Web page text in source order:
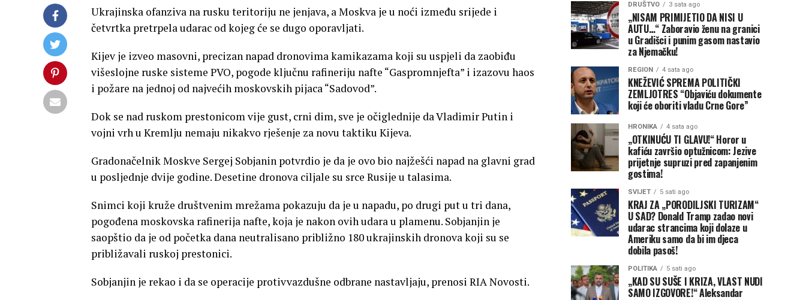
Ukrajinska ofanziva na rusku teritoriju ne jenjava, a Moskva je u noći između srijede i
četvrtka pretrpela udarac od kojeg će se dugo oporavljati.
Kijev je izveo masovni, precizan napad dronovima kamikazama koji su uspjeli da zaobiđu
višeslojne ruske sisteme PVO, pogode ključnu rafineriju nafte “Gaspromnjefta” i izazovu haos
i požare na jednoj od najvećih moskovskih pijaca “Sadovod”.
Dok se nad ruskom prestonicom vije gust, crni dim, sve je očiglednije da Vladimir Putin i
vojni vrh u Kremlju nemaju nikakvo rješenje za novu taktiku Kijeva.
Gradonačelnik Moskve Sergej Sobjanin potvrdio je da je ovo bio najžešći napad na glavni grad
u posljednje dvije godine. Desetine dronova ciljale su srce Rusije u talasima.
Snimci koji kruže društvenim mrežama pokazuju da je u napadu, po drugi put u tri dana,
pogođena moskovska rafinerija nafte, koja je nakon ovih udara u plamenu. Sobjanjin je
saopštio da je od početka dana neutralisano približno 180 ukrajinskih dronova koji su se
približavali ruskoj prestonici.
Sobjanjin je rekao i da se operacije protivvazdušne odbrane nastavljaju, prenosi RIA Novosti.
DRUŠTVO 3 sata ago
„NISAM PRIMIJETIO DA NISI U
AUTU…“ Zaboravio ženu na granici
u Gradišci i punim gasom nastavio
za Njemačku!
REGION 4 sata ago
KNEŽEVIĆ SPREMA POLITIČKI
ZEMLJOTRES “Objaviću dokumente
koji će oboriti vladu Crne Gore”
HRONIKA 4 sata ago
„OTKINUĆU TI GLAVU!“ Horor u
kafiću završio optužnicom: Jezive
prijetnje supruzi pred zapanjenim
gostima!
SVIJET 5 sati ago
KRAJ ZA „PORODILJSKI TURIZAM“
U SAD? Donald Tramp zadao novi
udarac strancima koji dolaze u
Ameriku samo da bi im djeca
dobila pasoš!
POLITIKA 5 sati ago
„KAD SU SUŠE I KRIZA, VLAST NUDI
SAMO IZGOVORE!“ Aleksandar